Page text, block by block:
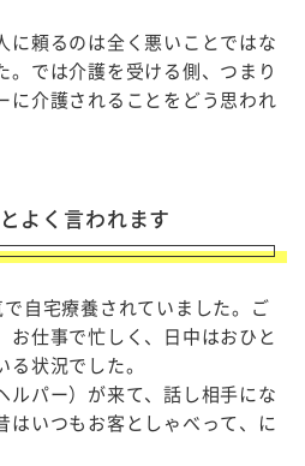
に頼るのは全く悪いことではな
。では介護を受ける側、つまり
に介護されることをどう思われ
よく言われます
自宅療養されていました。ご
お仕事で忙しく、日中はおひと
状況でした。
ルパー）が来て、話し相手にな
はいつもお客としゃべって、に